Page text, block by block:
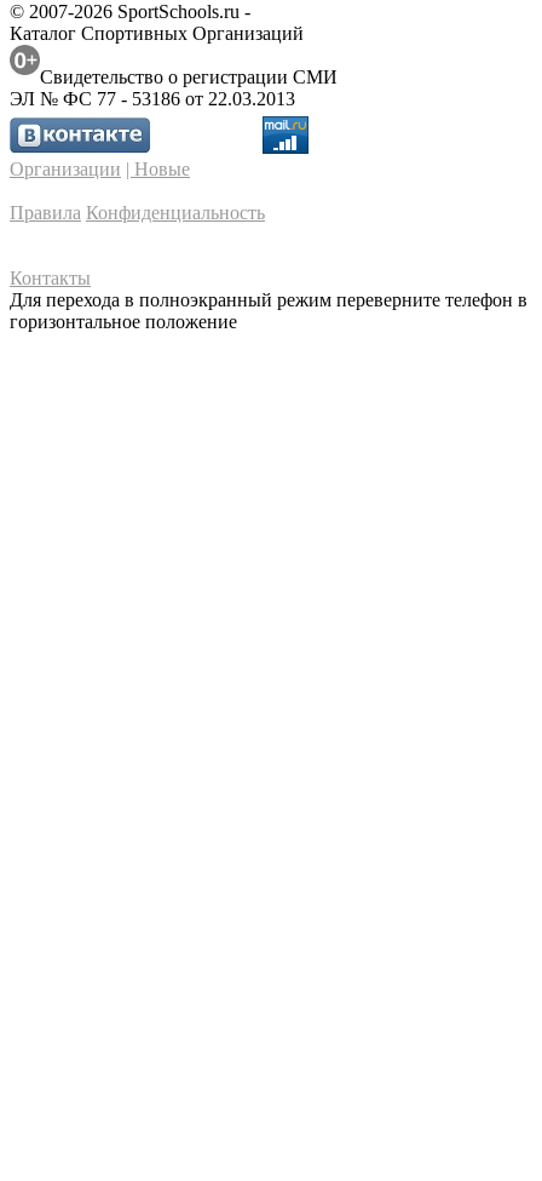
© 2007-2026 SportSchools.ru -
Каталог Спортивных Организаций
Свидетельство о регистрации СМИ
ЭЛ № ФС 77 - 53186 от 22.03.2013
Организации | Новые
Правила Конфиденциальность
Контакты
Для перехода в полноэкранный режим переверните телефон в
горизонтальное положение